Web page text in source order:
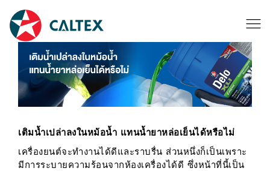
เติมนํ้าเปล่าลงในหม้อนํ้า แทนนํ้ายาหล่อเย็นได้หรือไม่
เครื่องยนต์จะทำงานได้ดีและราบรื่น ส่วนหนึ่งก็เป็นเพราะ
มีการระบายความร้อนจากห้องเครื่องได้ดี ซึ่งหน้าที่นี้เป็น